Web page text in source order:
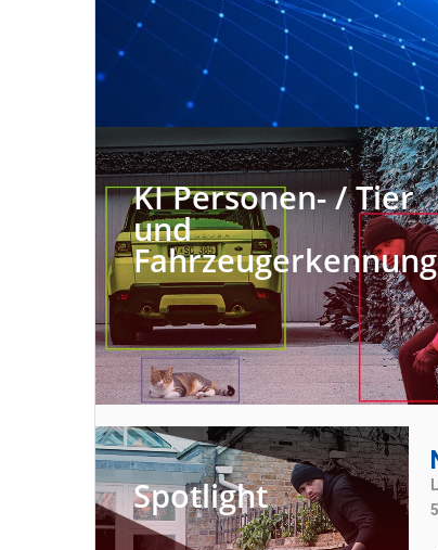
KI Personen- / Tier
und
Fahrzeugerkennung​
Spotlight